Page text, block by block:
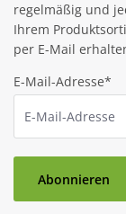
regelmäßig und
Ihrem
per E-Mail
E-Mail-Adresse*
Abonnieren